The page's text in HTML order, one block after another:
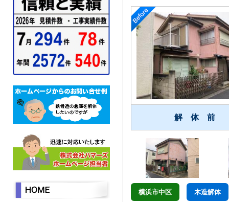
解 体 前
横浜市中区 木造解体